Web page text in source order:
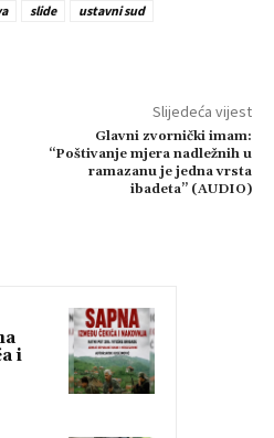
slide
ustavni sud
Slijedeća vijest
Glavni zvornički imam:
“Poštivanje mjera nadležnih u
ramazanu je jedna vrsta
ibadeta” (AUDIO)
i